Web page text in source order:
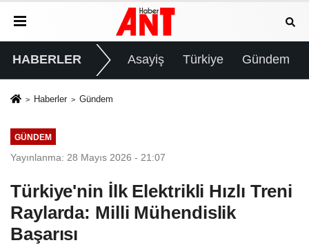
HABERLER Asayiş Türkiye Gündem
Haberler Gündem
GÜNDEM
Yayınlanma: 28 Mayıs 2026 - 21:07
Türkiye'nin İlk Elektrikli Hızlı Treni
Raylarda: Milli Mühendislik
Başarısı